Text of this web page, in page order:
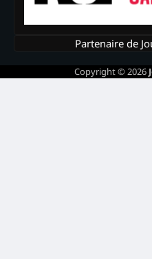
Partenaire de
Copyright © 2026